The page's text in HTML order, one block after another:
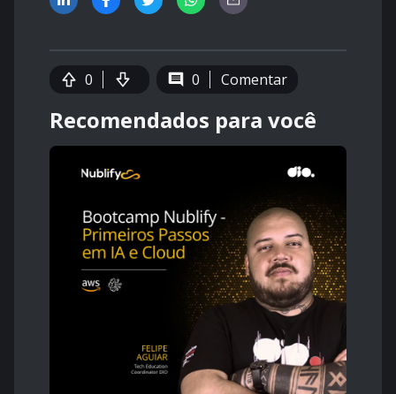
0 0 Comentar
Recomendados para você